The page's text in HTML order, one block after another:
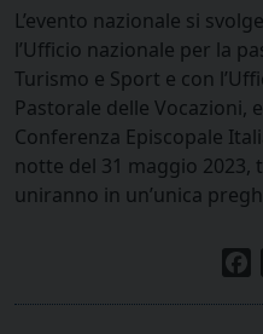
L’evento nazionale si
l’Ufficio nazionale per la
Turismo e Sport e con
Pastorale delle Vocazioni,
Conferenza Episcopale
notte del 31 maggio 2023,
uniranno in un’unica